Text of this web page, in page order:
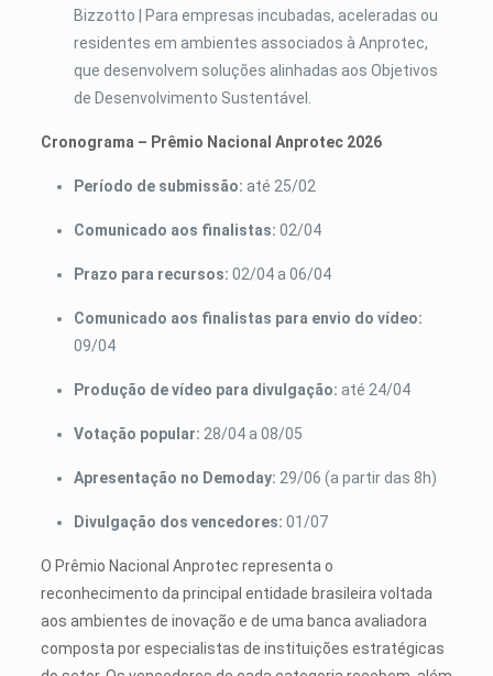
Bizzotto |
Para empresas incubadas, aceleradas ou
residentes em ambientes associados à Anprotec,
que desenvolvem soluções alinhadas aos Objetivos
de Desenvolvimento Sustentável.
Cronograma – Prêmio Nacional Anprotec 2026
Período de submissão: até 25/02
Comunicado aos finalistas: 02/04
Prazo para recursos: 02/04 a 06/04
Comunicado aos finalistas para envio do vídeo:
09/04
Produção de vídeo para divulgação: até 24/04
Votação popular: 28/04 a 08/05
Apresentação no Demoday: 29/06 (a partir das 8h)
Divulgação dos vencedores: 01/07
O Prêmio Nacional Anprotec representa o
reconhecimento da principal entidade brasileira voltada
aos ambientes de inovação e de uma banca avaliadora
composta por especialistas de instituições estratégicas